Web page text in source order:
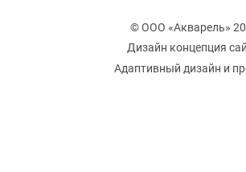
© ООО «Акварель»
Дизайн концепция
Адаптивный дизайн и